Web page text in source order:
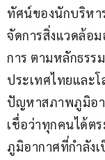
ทัศน์ของนักบริหา
จัดการสิ่งแวดล้อ
การ ตามหลักธรร
ประเทศไทยและ
ปัญหาสภาพภูมิอา
เชื่อว่าทุกคนได้ต
ภูมิอากาศที่กำลัง